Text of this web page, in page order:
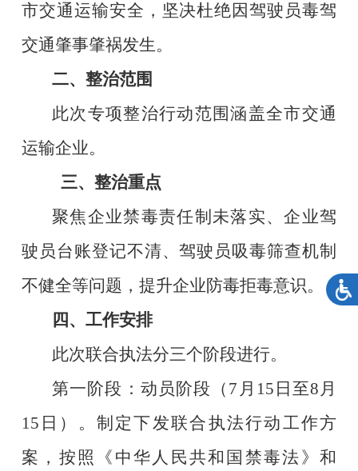
市交通运输安全，坚决杜绝因驾驶员毒驾
交通肇事肇祸发生。
二、整治范围
此次专项整治行动范围涵盖全市交通
运输企业。
三、整治重点
聚焦企业禁毒责任制未落实、企业驾
驶员台账登记不清、驾驶员吸毒筛查机制
不健全等问题，提升企业防毒拒毒意识。
四、工作安排
此次联合执法分三个阶段进行。
第一阶段：动员阶段（ 7月15日至8月
15日）。制定下发联合执法行动工作方
案，按照《中华人民共和国禁毒法》和